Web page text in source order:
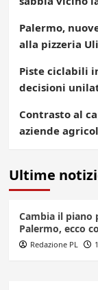
Palermo,
alla pizzeria
Piste ciclabili
decisioni
Contrasto al
aziende
Ultime
Cambia il piano
Palermo, ecco
Redazione PL